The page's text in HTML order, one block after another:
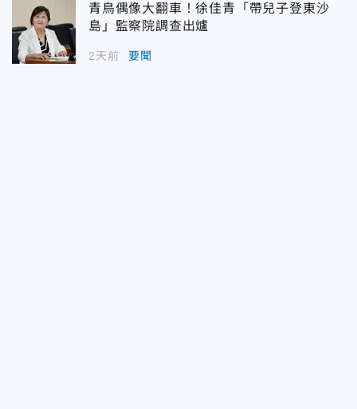
青鳥偶像大翻車！徐佳青「帶兒子登東沙
島」監察院調查出爐
2天前 要聞